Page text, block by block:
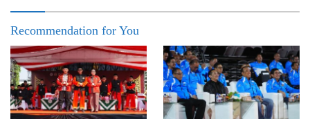
Recommendation for You